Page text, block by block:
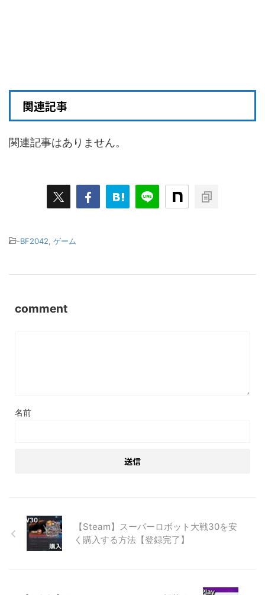
関連記事
関連記事はありません。
-BF2042, ゲーム
comment
名前
【Steam】スーパーロボット大戦30を安
く購入する方法【登録完了】